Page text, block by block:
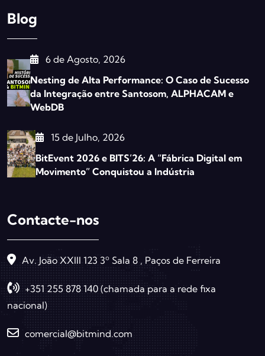
Blog
6 de Agosto, 2026
Nesting de Alta Performance: O Caso de Sucesso
da Integração entre Santosom, ALPHACAM e
WebDB
15 de Julho, 2026
BitEvent 2026 e BITS’26: A “Fábrica Digital em
Movimento” Conquistou a Indústria
Contacte-nos
Av. João XXIII 123 3º Sala 8 , Paços de Ferreira
+351 255 878 140 (chamada para a rede fixa
nacional)
comercial@bitmind.com